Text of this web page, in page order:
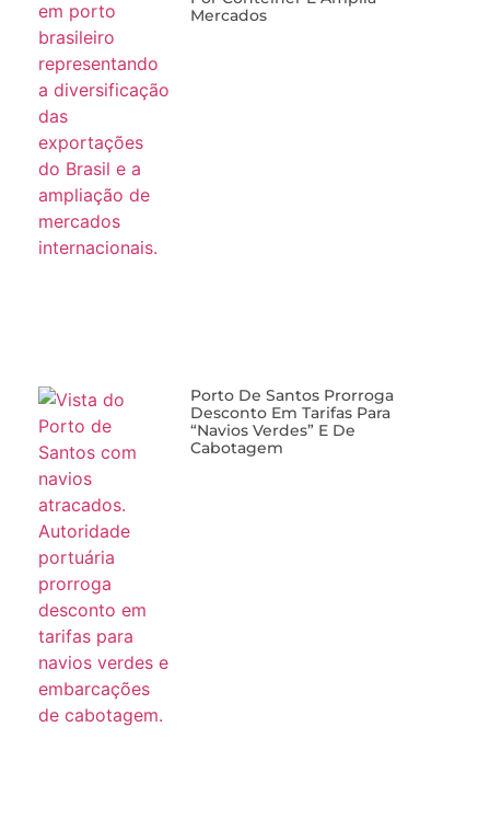
Mercados
Porto De Santos Prorroga
Desconto Em Tarifas Para
“navios Verdes” E De
Cabotagem